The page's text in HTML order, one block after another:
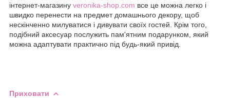
інтернет-магазину veronika-shop.com все це можна легко і
швидко перенести на предмет домашнього декору, щоб
нескінченно милуватися і дивувати своїх гостей. Крім того,
подібний аксесуар послужить пам'ятним подарунком, який
можна адаптувати практично під будь-який привід.
Приховати